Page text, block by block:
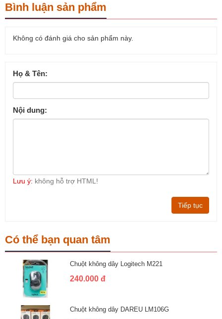
Bình luận sản phẩm
Không có đánh giá cho sản phẩm này.
Họ & Tên:
Nội dung:
Lưu ý: không hỗ trợ HTML!
Tiếp tục
Có thể bạn quan tâm
Chuột không dây Logitech M221
240.000 đ
Chuột không dây DAREU LM106G